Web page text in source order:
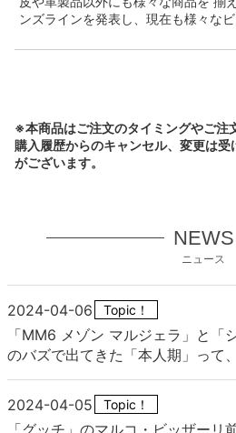
ンズラインを発表し、現在も様々な
※本商品はご注文のタイミングやご注
購入履歴からのキャンセル、変更は
がございます。
NEWS
ニュース
2024-04-06 Topic！
「MM6 メゾン マルジェラ」と「
のバズで出てきた「本人期」って
2024-04-05 Topic！
「グッチ」のマルコ・ビッザーリ